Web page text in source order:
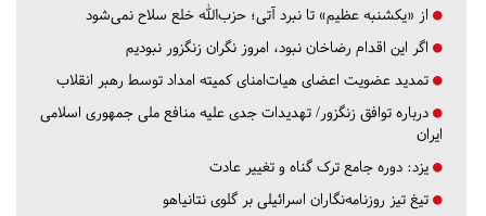
از «یکشنبه عظیم» تا نبرد آتی؛ حزب‌الله خلع سلاح نمی‌شود
اگر این اقدام رضاخان نبود، امروز نگران زنگزور نبودیم
تمدید عضویت اعضای هیات‌امنای کمیته امداد توسط رهبر انقلاب
درباره توافق زنگزور/ تهدیدات جدی علیه منافع ملی جمهوری اسلامی
ایران
یزد: دوره جامع ترک گناه و تغییر عادت
تیغ تیز روزنامه‌نگاران اسرائیلی بر گلوی نتانیاهو